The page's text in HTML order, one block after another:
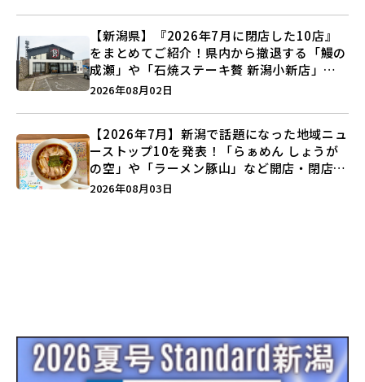
【新潟県】『2026年7月に閉店した10店』
をまとめてご紹介！県内から撤退する「鰻の
成瀬」や「石焼ステーキ贅 新潟小新店」が
営業に幕…。
2026年08月02日
【2026年7月】新潟で話題になった地域ニュ
ーストップ10を発表！「らぁめん しょうが
の空」や「ラーメン豚山」など開店・閉店の
注目記事をランキングでご紹介♪
2026年08月03日